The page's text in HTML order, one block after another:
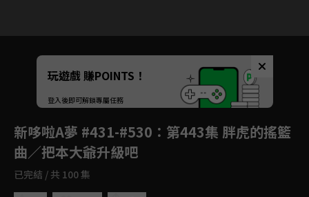
Unmute
如有不便請見諒
玩遊戲 賺POINTS！
登入後即可解鎖專屬任務
新哆啦A夢 #431-#530 ：第443集 胖虎的搖籃
曲／把本大爺升級吧
已完結 / 共 100 集